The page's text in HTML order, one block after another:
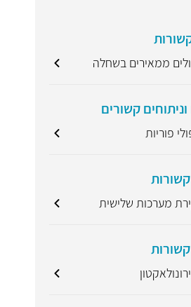
ממאירים בשחלה
קשורים
פוריות
מערכות שלישית